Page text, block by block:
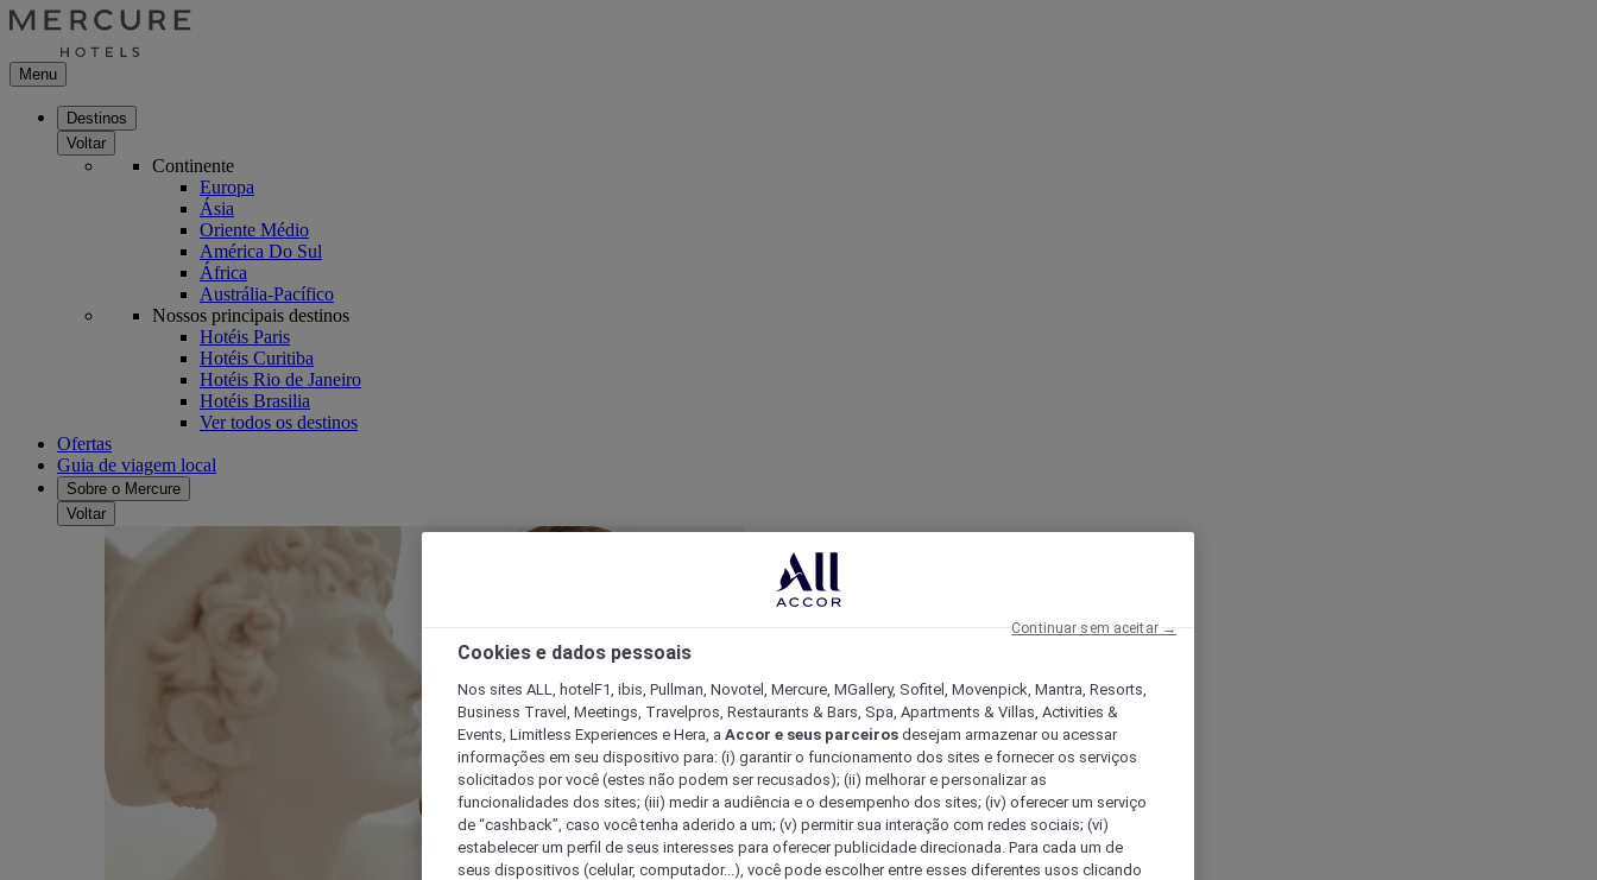
Menu
Destinos
Voltar
Continente
Europa
Ásia
Oriente Médio
América Do Sul
África
Austrália-Pacífico
Nossos principais destinos
Hotéis Paris
Hotéis Curitiba
Hotéis Rio de Janeiro
Hotéis Brasilia
Ver todos os destinos
Ofertas
Guia de viagem local
Sobre o Mercure
Voltar
Cookies e dados pessoais
Nos sites ALL, hotelF1, ibis, Pullman, Novotel, Mercure, MGallery, Sofitel, Movenpick, Mantra, Resorts,
Business Travel, Meetings, Travelpros, Restaurants & Bars, Spa, Apartments & Villas, Activities &
Events, Limitless Experiences e Hera, a Accor e seus parceiros desejam armazenar ou acessar
informações em seu dispositivo para: (i) garantir o funcionamento dos sites e fornecer os serviços
solicitados por você (estes não podem ser recusados); (ii) melhorar e personalizar as
funcionalidades dos sites; (iii) medir a audiência e o desempenho dos sites; (iv) oferecer um serviço
de “cashback”, caso você tenha aderido a um; (v) permitir sua interação com redes sociais; (vi)
estabelecer um perfil de seus interesses para oferecer publicidade direcionada. Para cada um de
seus dispositivos (celular, computador...), você pode escolher entre esses diferentes usos clicando
Continuar sem aceitar →